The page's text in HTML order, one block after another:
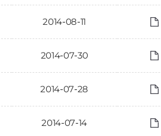
2014-08-11
2014-07-30
2014-07-28
2014-07-14